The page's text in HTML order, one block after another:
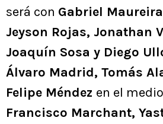
será con Gabriel Maureira
Jeyson Rojas, Jonathan
Joaquín Sosa y Diego
Álvaro Madrid, Tomás
Felipe Méndez en el
Francisco Marchant,